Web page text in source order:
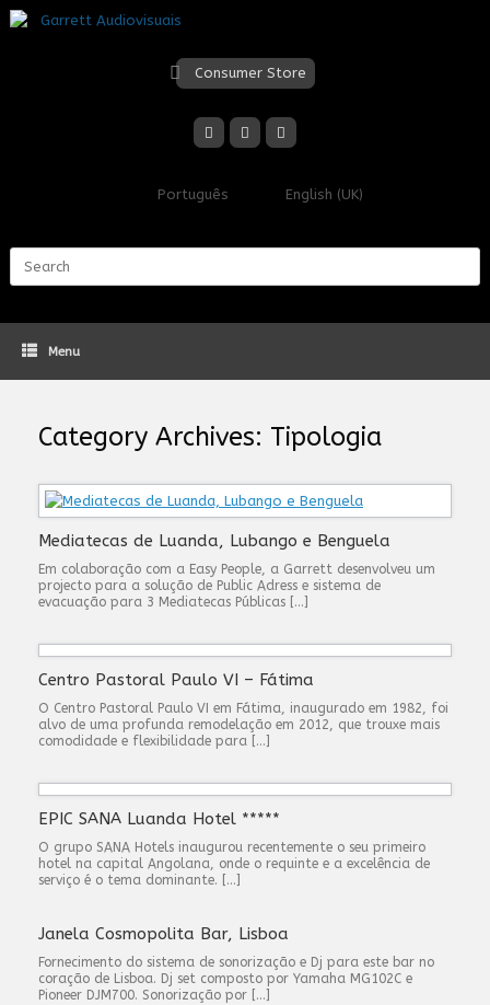
Skip
to
Consumer Store
Português English (UK)
Menu
Category Archives: Tipologia
Mediatecas de Luanda, Lubango e Benguela
Em colaboração com a Easy People, a Garrett desenvolveu um
projecto para a solução de Public Adress e sistema de
evacuação para 3 Mediatecas Públicas […]
Centro Pastoral Paulo VI – Fátima
O Centro Pastoral Paulo VI em Fátima, inaugurado em 1982, foi
alvo de uma profunda remodelação em 2012, que trouxe mais
comodidade e flexibilidade para […]
EPIC SANA Luanda Hotel *****
O grupo SANA Hotels inaugurou recentemente o seu primeiro
hotel na capital Angolana, onde o requinte e a excelência de
serviço é o tema dominante. […]
Janela Cosmopolita Bar, Lisboa
Fornecimento do sistema de sonorização e Dj para este bar no
coração de Lisboa. Dj set composto por Yamaha MG102C e
Pioneer DJM700. Sonorização por […]